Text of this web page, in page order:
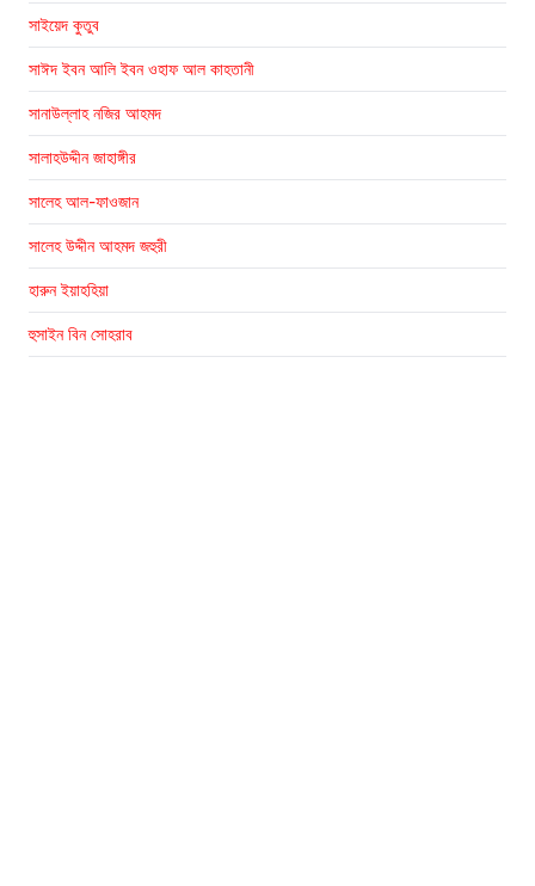
সাইয়েদ কুতুব
সাঈদ ইবন আলি ইবন ওহাফ আল কাহতানী
সানাউল্লাহ নজির আহমদ
সালাহউদ্দীন জাহাঙ্গীর
সালেহ আল-ফাওজান
সালেহ উদ্দীন আহমদ জহুরী
হারুন ইয়াহহিয়া
হুসাইন বিন সোহরাব